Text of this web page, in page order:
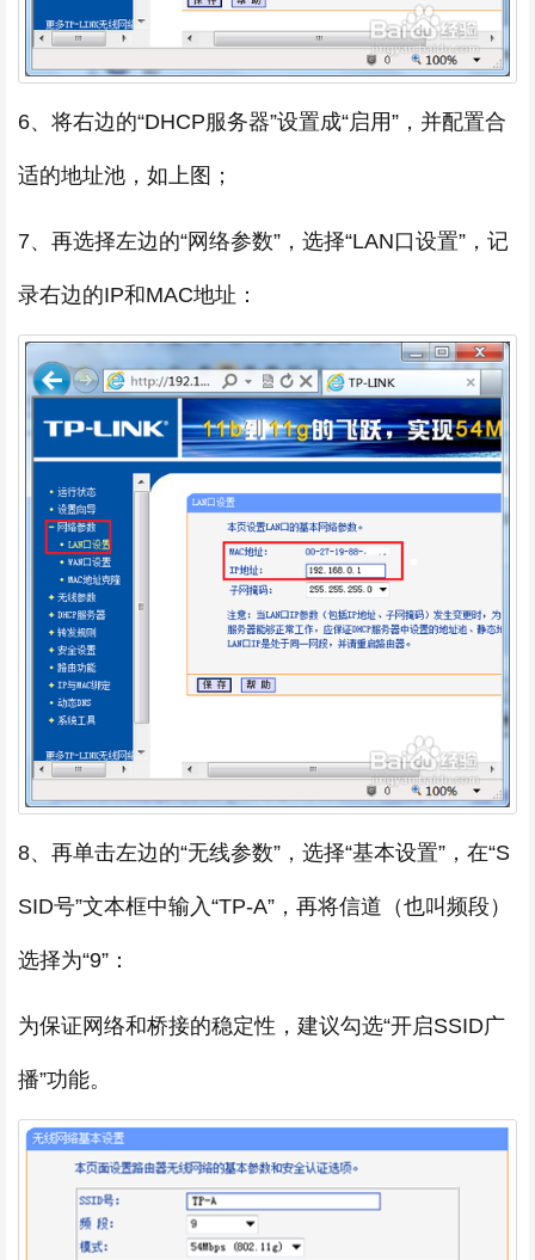
6、将右边的“DHCP服务器”设置成“启用”，并配置合
适的地址池，如上图；
7、再选择左边的“网络参数”，选择“LAN口设置”，记
录右边的IP和MAC地址：
8、再单击左边的“无线参数”，选择“基本设置”，在“S
SID号”文本框中输入“TP-A”，再将信道（也叫频段）
选择为“9”：
为保证网络和桥接的稳定性，建议勾选“开启SSID广
播”功能。